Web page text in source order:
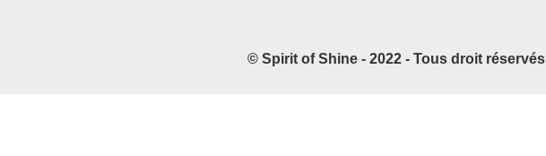
© Spirit of Shine - 2022 - Tous droit réservés